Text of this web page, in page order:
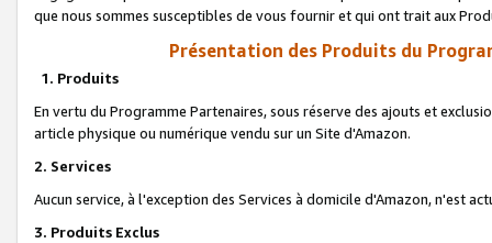
que nous sommes susceptibles de vous fournir et qui ont trait aux
Présentation des Produits du
1. Produits
En vertu du Programme Partenaires, sous réserve des ajouts et
article physique ou numérique vendu sur un Site d'Amazon.
2. Services
Aucun service, à l'exception des Services à domicile d'Amazon, n'est
3. Produits Exclus